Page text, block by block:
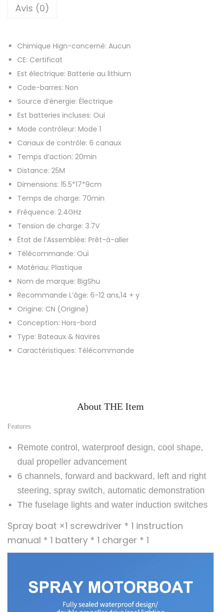
5
,
2
J
e
t
s
d
e
b
a
t
e
a
u
R
c
2
.
4
G
H
z
,
b
a
t
é
c
o
m
m
n
d
p
Avis (0)
Chimique Hign-concerné: Aucun
CE: Certificat
Est électrique: Batterie au lithium
Code-barres: Non
Source d’énergie: Électrique
Est batteries incluses: Oui
Mode contrôleur: Mode 1
Canaux de contrôle: 6 canaux
Temps d’action: 20min
Distance: 25M
Dimensions: 15.5*17*9cm
Temps de charge: 70min
Fréquence: 2.4GHz
Tension de charge: 3.7V
État de l’Assemblée: Prêt-à-aller
Télécommande: Oui
Matériau: Plastique
Nom de marque: BigShu
Recommande L’âge: 6-12 ans,14 + y
Origine: CN (Origine)
Conception: Hors-bord
Type: Bateaux & Navires
Caractéristiques: Télécommande
About THE Item
Features
Remote control, waterproof design, cool shape,
dual propeller advancement
6 channels, forward and backward, left and right
steering, spray switch, automatic demonstration
The fuselage lights and water induction switches
Spray boat ×1 screwdriver * 1 instruction
manual * 1 battery * 1 charger * 1